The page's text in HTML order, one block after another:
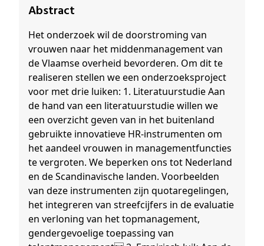
Abstract
Het onderzoek wil de doorstroming van
vrouwen naar het middenmanagement van
de Vlaamse overheid bevorderen. Om dit te
realiseren stellen we een onderzoeksproject
voor met drie luiken: 1. Literatuurstudie Aan
de hand van een literatuurstudie willen we
een overzicht geven van in het buitenland
gebruikte innovatieve HR-instrumenten om
het aandeel vrouwen in managementfuncties
te vergroten. We beperken ons tot Nederland
en de Scandinavische landen. Voorbeelden
van deze instrumenten zijn quotaregelingen,
het integreren van streefcijfers in de evaluatie
en verloning van het topmanagement,
gendergevoelige toepassing van